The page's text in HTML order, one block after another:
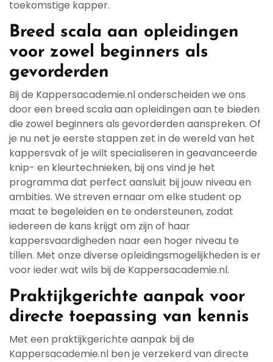
toekomstige kapper.
Breed scala aan opleidingen
voor zowel beginners als
gevorderden
Bij de Kappersacademie.nl onderscheiden we ons
door een breed scala aan opleidingen aan te bieden
die zowel beginners als gevorderden aanspreken. Of
je nu net je eerste stappen zet in de wereld van het
kappersvak of je wilt specialiseren in geavanceerde
knip- en kleurtechnieken, bij ons vind je het
programma dat perfect aansluit bij jouw niveau en
ambities. We streven ernaar om elke student op
maat te begeleiden en te ondersteunen, zodat
iedereen de kans krijgt om zijn of haar
kappersvaardigheden naar een hoger niveau te
tillen. Met onze diverse opleidingsmogelijkheden is er
voor ieder wat wils bij de Kappersacademie.nl.
Praktijkgerichte aanpak voor
directe toepassing van kennis
Met een praktijkgerichte aanpak bij de
Kappersacademie.nl ben je verzekerd van directe